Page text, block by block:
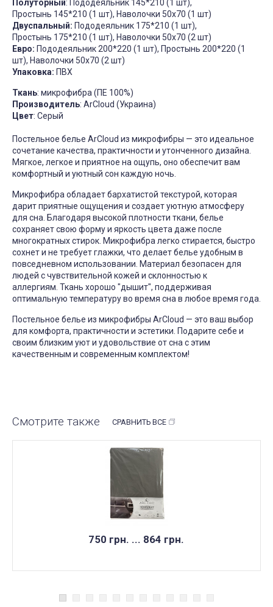
Полуторный: Пододеяльник 145*210 (1 шт),
Простынь 145*210 (1 шт), Наволочки 50х70 (1 шт)
Двуспальный: Пододеяльник 175*210 (1 шт),
Простынь 175*210 (1 шт), Наволочки 50х70 (2 шт)
Евро: Пододеяльник 200*220 (1 шт), Простынь 200*220 (1
шт), Наволочки 50х70 (2 шт)
Упаковка: ПВХ
Ткань: микрофибра (ПЕ 100%)
Производитель: ArCloud (Украина)
Цвет: Серый
Постельное белье ArCloud из микрофибры — это идеальное
сочетание качества, практичности и утонченного дизайна.
Мягкое, легкое и приятное на ощупь, оно обеспечит вам
комфортный и уютный сон каждую ночь.
Микрофибра обладает бархатистой текстурой, которая
дарит приятные ощущения и создает уютную атмосферу
для сна. Благодаря высокой плотности ткани, белье
сохраняет свою форму и яркость цвета даже после
многократных стирок. Микрофибра легко стирается, быстро
сохнет и не требует глажки, что делает белье удобным в
повседневном использовании. Материал безопасен для
людей с чувствительной кожей и склонностью к
аллергиям. Ткань хорошо "дышит", поддерживая
оптимальную температуру во время сна в любое время года.
Постельное белье из микрофибры ArCloud — это ваш выбор
для комфорта, практичности и эстетики. Подарите себе и
своим близким уют и удовольствие от сна с этим
качественным и современным комплектом!
Смотрите также СРАВНИТЬ ВСЕ
750 грн. ... 864 грн.